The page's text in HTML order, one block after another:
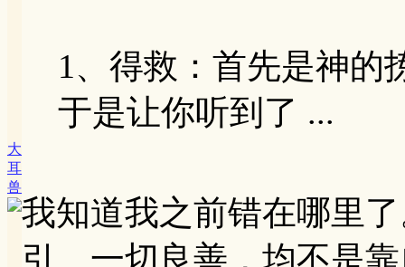
大
耳
兽
1、得救：首先是神的
于是让你听到了 ...
我知道我之前错在哪里
引。一切良善，均不是